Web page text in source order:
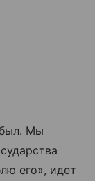
Мы
его», идет